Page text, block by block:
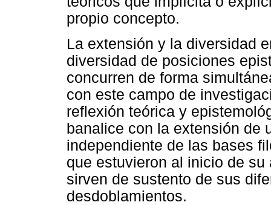
propio concepto.
La extensión y la diversidad
diversidad de posiciones
concurren de forma
con este campo de
reflexión teórica y
banalice con la extensión de
independiente de las bases
que estuvieron al inicio de
sirven de sustento de sus
desdoblamientos.